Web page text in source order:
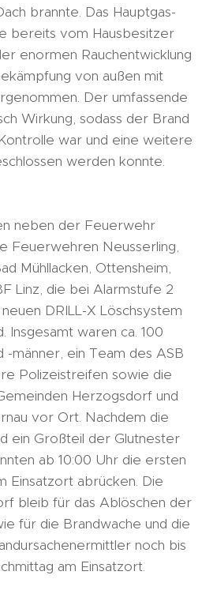
brannte. Das Hauptgas-
bereits vom Hausbesitzer
enormen Rauchentwicklung
von außen mit
Der umfassende
Wirkung, sodass der Brand
war und eine weitere
werden konnte.
neben der Feuerwehr
Feuerwehren Neusserling,
Mühllacken, Ottensheim,
Linz, die bei Alarmstufe 2
DRILL-X Löschsystem
Insgesamt waren ca. 100
männer, ein Team des ASB
Polizeistreifen sowie die
Herzogsdorf und
vor Ort. Nachdem die
ein Großteil der Glutnester
ab 10:00 Uhr die ersten
Einsatzort abrücken. Die
bleib für das Ablöschen der
für die Brandwache und die
noch bis
am Einsatzort.